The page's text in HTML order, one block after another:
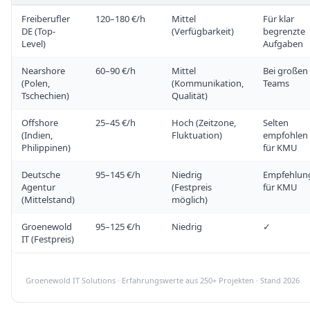
Freiberufler
DE (Top-
Level)
120–180 €/h
Mittel
(Verfügbarkeit)
Für klar
begrenzte
Aufgaben
Nearshore
(Polen,
Tschechien)
60–90 €/h
Mittel
(Kommunikation,
Qualität)
Bei großen
Teams
Offshore
(Indien,
Philippinen)
25–45 €/h
Hoch (Zeitzone,
Fluktuation)
Selten
empfohlen
für KMU
Deutsche
Agentur
(Mittelstand)
95–145 €/h
Niedrig
(Festpreis
möglich)
für KMU
Groenewold
IT (Festpreis)
95–125 €/h Niedrig ✓
Groenewold IT Solutions · Erfahrungswerte aus 250+ Projekten · Stand 2026